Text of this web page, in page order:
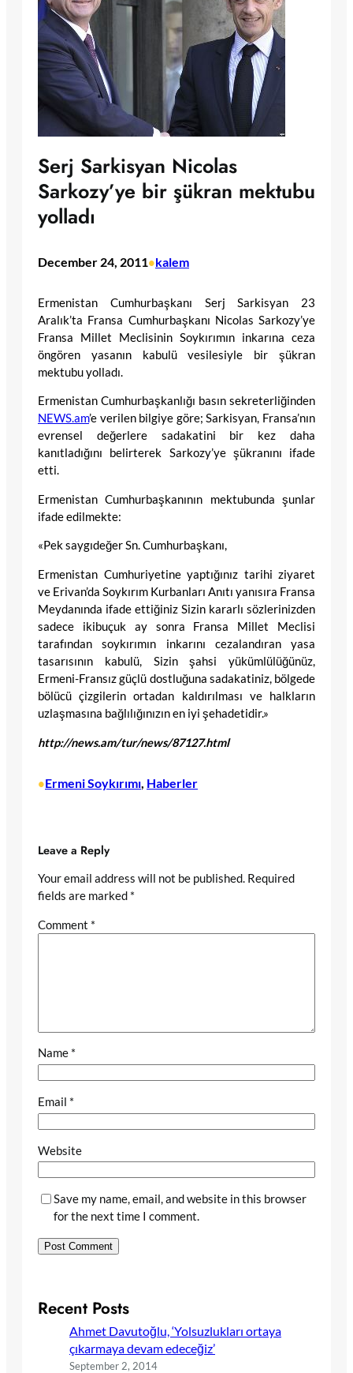
Serj Sarkisyan Nicolas
Sarkozy’ye bir şükran mektubu
yolladı
December 24, 2011•kalem
Ermenistan Cumhurbaşkanı Serj Sarkisyan 23
Aralık’ta Fransa Cumhurbaşkanı Nicolas Sarkozy’ye
Fransa Millet Meclisinin Soykırımın inkarına ceza
öngören yasanın kabulü vesilesiyle bir şükran
mektubu yolladı.
Ermenistan Cumhurbaşkanlığı basın sekreterliğinden
NEWS.am’e verilen bilgiye göre; Sarkisyan, Fransa’nın
evrensel değerlere sadakatini bir kez daha
kanıtladığını belirterek Sarkozy’ye şükranını ifade
etti.
Ermenistan Cumhurbaşkanının mektubunda şunlar
ifade edilmekte:
«Pek saygıdeğer Sn. Cumhurbaşkanı,
Ermenistan Cumhuriyetine yaptığınız tarihi ziyaret
ve Erivan’da Soykırım Kurbanları Anıtı yanısıra Fransa
Meydanında ifade ettiğiniz Sizin kararlı sözlerinizden
sadece ikibuçuk ay sonra Fransa Millet Meclisi
tarafından soykırımın inkarını cezalandıran yasa
tasarısının kabulü, Sizin şahsi yükümlülüğünüz,
Ermeni-Fransız güçlü dostluğuna sadakatiniz, bölgede
bölücü çizgilerin ortadan kaldırılması ve halkların
uzlaşmasına bağlılığınızın en iyi şehadetidir.»
http://news.am/tur/news/87127.html
•Ermeni Soykırımı, Haberler
Leave a Reply
Your email address will not be published. Required
fields are marked *
Comment *
Name *
Email *
Website
Save my name, email, and website in this browser
for the next time I comment.
Recent Posts
Ahmet Davutoğlu, ‘Yolsuzlukları ortaya
çıkarmaya devam edeceğiz’
September 2, 2014